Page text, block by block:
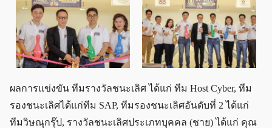
ผลการแข่งขัน ทีมรางวัลชนะเลิศ ได้แก่ ทีม Host Cyber, ทีม
รองชนะเลิศได้แก่ทีม SAP, ทีมรองชนะเลิศอันดับที่ 2 ได้แก่
ทีมวิษณุกรุ๊ป, รางวัลชนะเลิศประเภทบุคคล (ชาย) ได้แก่ คุณ